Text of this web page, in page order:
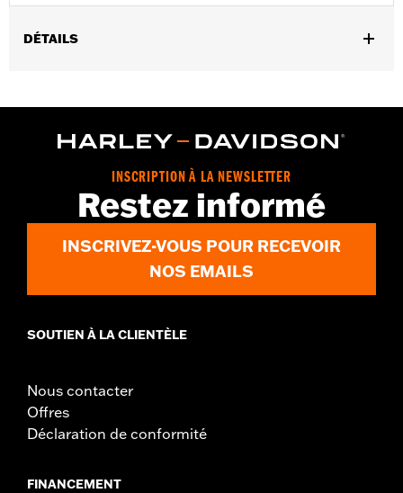
DÉTAILS
WARRANTY:2 year limited warranty – Go towww.h-
Imported
INSCRIPTION À LA NEWSLETTER
Restez informé
INSCRIVEZ-VOUS POUR RECEVOIR
NOS EMAILS
SOUTIEN À LA CLIENTÈLE
Nous contacter
Offres
Déclaration de conformité
FINANCEMENT